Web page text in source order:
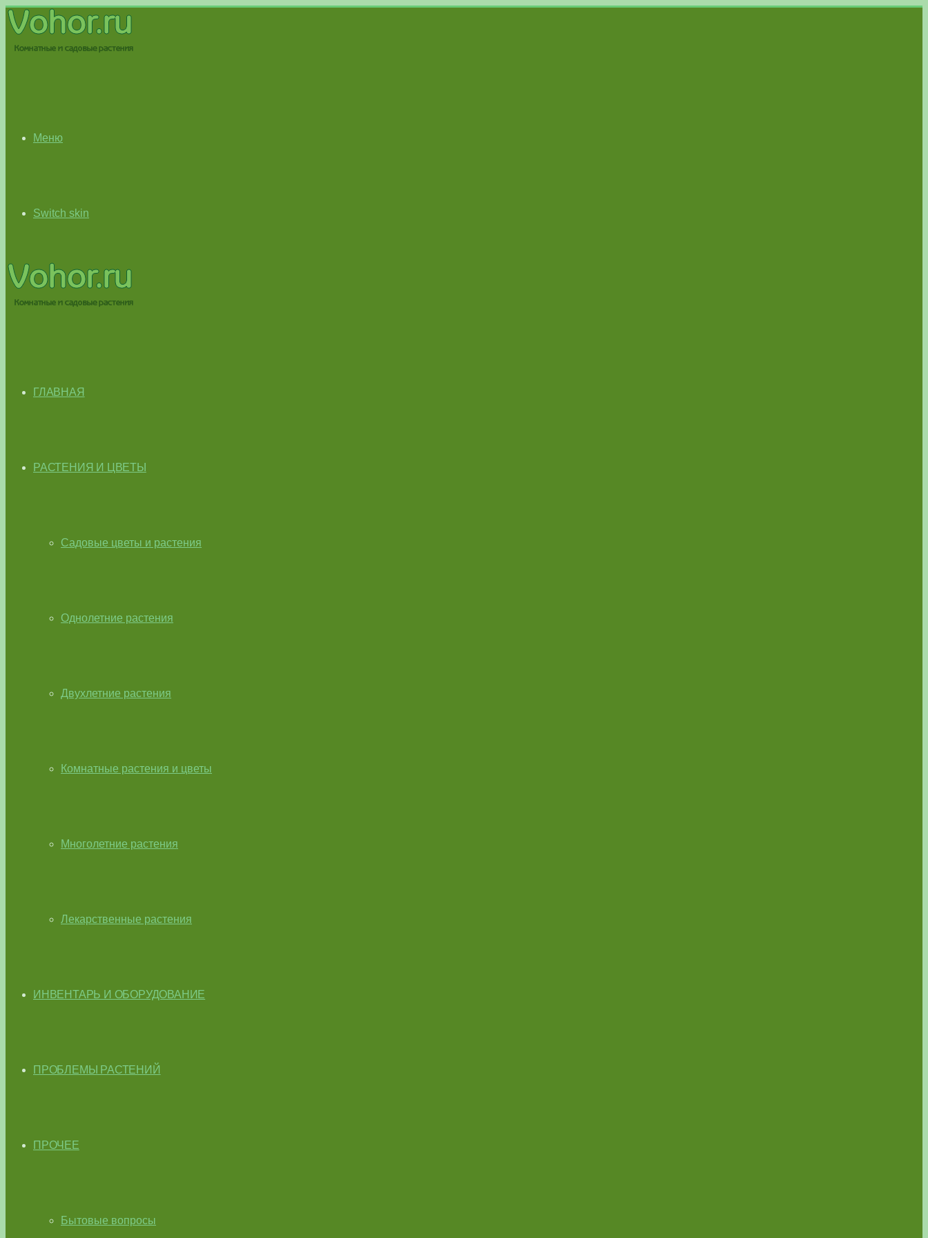
Меню
Switch skin
ГЛАВНАЯ
РАСТЕНИЯ И ЦВЕТЫ
Садовые цветы и растения
Однолетние растения
Двухлетние растения
Комнатные растения и цветы
Многолетние растения
Лекарственные растения
ИНВЕНТАРЬ И ОБОРУДОВАНИЕ
ПРОБЛЕМЫ РАСТЕНИЙ
ПРОЧЕЕ
Бытовые вопросы